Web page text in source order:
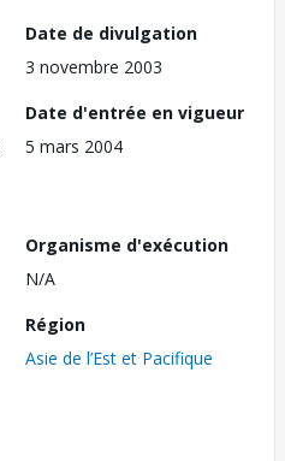
Date de divulgation
3 novembre 2003
Date d'entrée en vigueur
5 mars 2004
Organisme d'exécution
N/A
Région
Asie de l’Est et Pacifique